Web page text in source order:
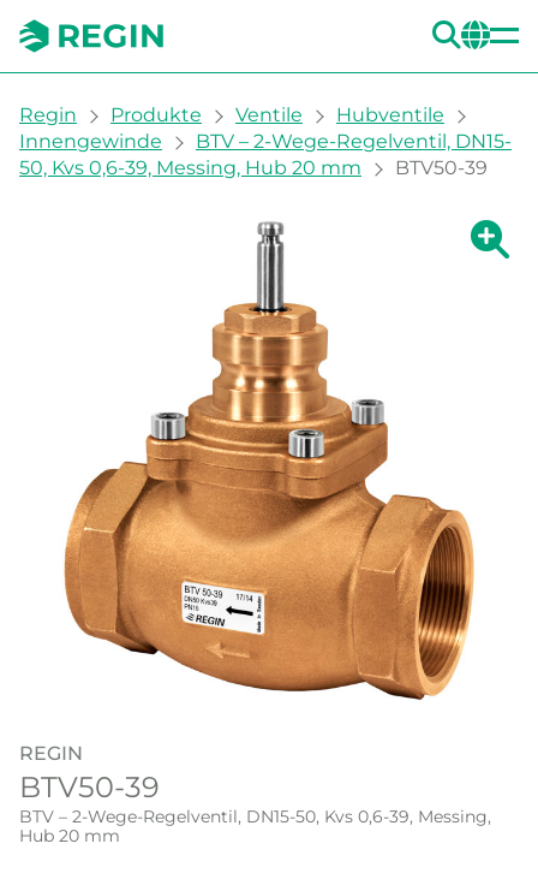
You are here:
Regin Produkte Ventile
Hubventile
Innengewinde
BTV – 2-Wege-Regelventil, DN15-
50, Kvs 0,6-39, Messing, Hub 20 mm
BTV50-39
Zeige
REGIN
BTV50-39
BTV – 2-Wege-Regelventil, DN15-50, Kvs 0,6-39, Messing,
Hub 20 mm